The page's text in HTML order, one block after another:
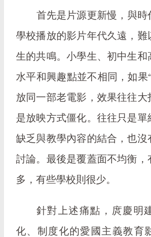
首先是片源更新慢，與時
學校播放的影片年代久遠，難
生的共鳴。小學生、初中生和
水平和興趣點並不相同，如果
放同一部老電影，效果往往大
是放映方式僵化。往往只是單
缺乏與教學內容的結合，也沒
討論。最後是覆蓋面不均衡，
多，有些學校則很少。
針對上述痛點，庹慶明
化、制度化的愛國主義教育